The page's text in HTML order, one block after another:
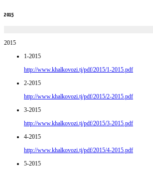
2015
2015
1-2015
http://www.khalkovozi.tj/pdf/2015/1-2015.pdf
2-2015
http://www.khalkovozi.tj/pdf/2015/2-2015.pdf
3-2015
http://www.khalkovozi.tj/pdf/2015/3-2015.pdf
4-2015
http://www.khalkovozi.tj/pdf/2015/4-2015.pdf
5-2015